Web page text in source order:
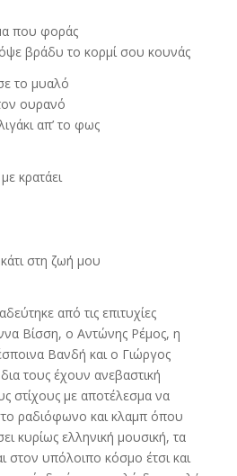
που φοράς
βράδυ το κορμί σου κουνάς
το μυαλό
ουρανό
απ’ το φως
κρατάει
στη ζωή μου
από τις επιτυχίες
Βίσση, ο Αντώνης Ρέμος, η
Βανδή και ο Γιώργος
τους έχουν ανεβαστική
στίχους με αποτέλεσμα να
ραδιόφωνο και κλαμπ όπου
κυρίως ελληνική μουσική, τα
στον υπόλοιπο κόσμο έτσι και